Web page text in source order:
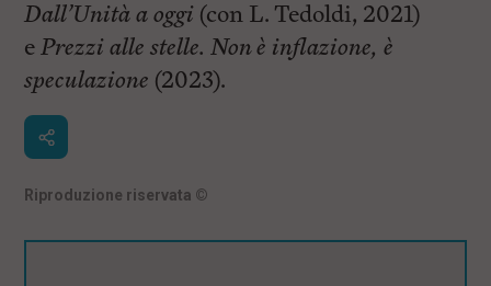
Dall’Unità a oggi (con L. Tedoldi, 2021)
ePrezzi alle stelle. Non è inflazione, è
speculazione (2023).
Riproduzione riservata ©